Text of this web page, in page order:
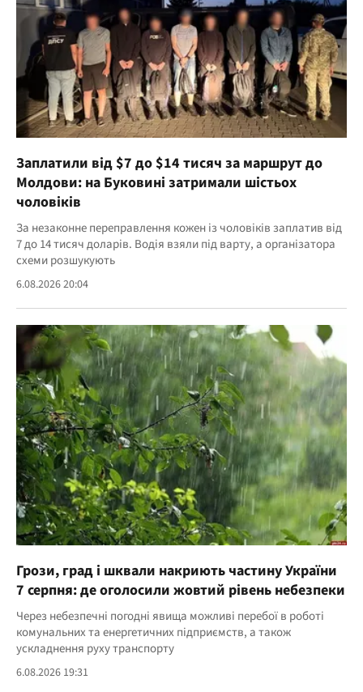
Заплатили від $7 до $14 тисяч за маршрут до
Молдови: на Буковині затримали шістьох
чоловіків
За незаконне переправлення кожен із чоловіків заплатив від
7 до 14 тисяч доларів. Водія взяли під варту, а організатора
схеми розшукують
6.08.2026 20:04
Грози, град і шквали накриють частину України
7 серпня: де оголосили жовтий рівень небезпеки
Через небезпечні погодні явища можливі перебої в роботі
комунальних та енергетичних підприємств, а також
ускладнення руху транспорту
6.08.2026 19:31